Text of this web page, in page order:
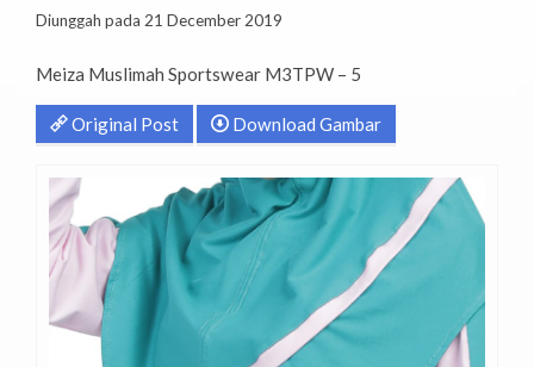
Diunggah pada 21 December 2019
Meiza Muslimah Sportswear M3TPW – 5
Original Post Download Gambar